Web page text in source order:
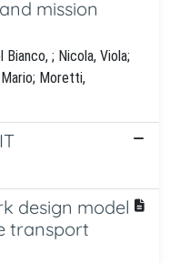
mission
; Nicola, Viola;
Moretti,
design model
transport